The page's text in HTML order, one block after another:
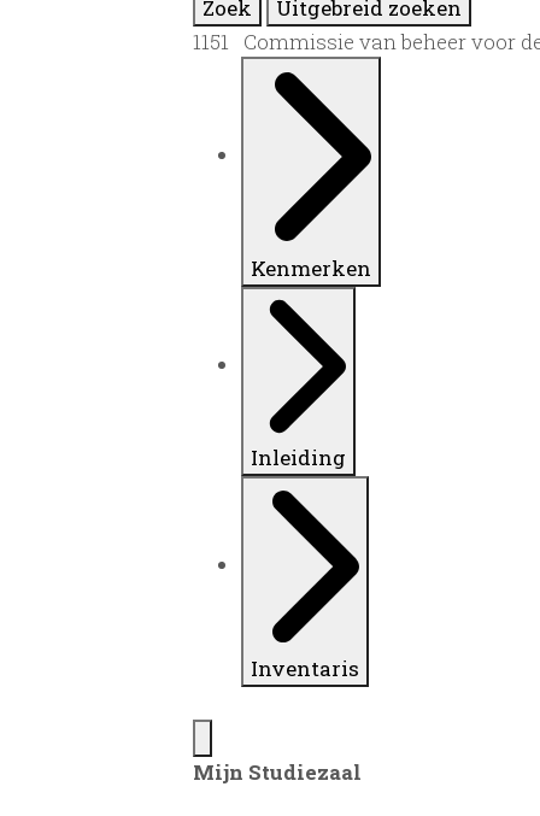
Zoek
Uitgebreid zoeken
1151 Commissie van beheer voor
Kenmerken
Inleiding
Inventaris
Mijn Studiezaal